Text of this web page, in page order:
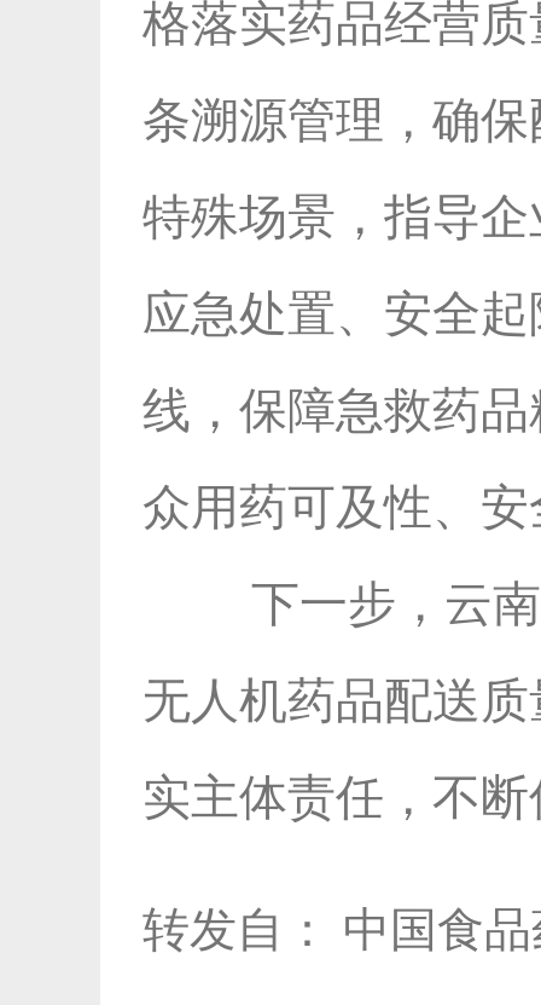
格落实药品经营
条溯源管理，确
特殊场景，指导
应急处置、安全
线，保障急救药
众用药可及性、
下一步，云
无人机药品配送
实主体责任，不
转发自： 中国食